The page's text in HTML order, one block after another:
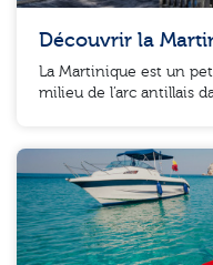
Découvrir la
La Martinique est un
milieu de l’arc antillais